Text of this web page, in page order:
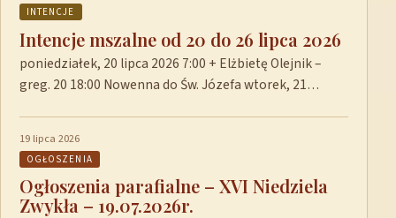
INTENCJE
Intencje mszalne od 20 do 26 lipca 2026
poniedziałek, 20 lipca 2026 7:00 + Elżbietę Olejnik –
greg. 20 18:00 Nowenna do Św. Józefa wtorek, 21…
19 lipca 2026
OGŁOSZENIA
Ogłoszenia parafialne – XVI Niedziela
Zwykła – 19.07.2026r.